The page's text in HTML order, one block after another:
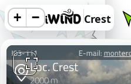
information.
+ − Crest